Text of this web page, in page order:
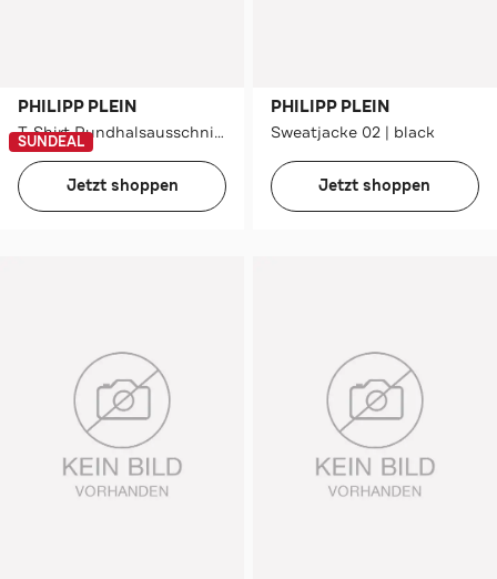
PHILIPP PLEIN
T-Shirt Rundhalsausschnitt Ss
SUNDEAL
Jetzt shoppen
PHILIPP PLEIN
Sweatjacke 02 | black
Jetzt shoppen